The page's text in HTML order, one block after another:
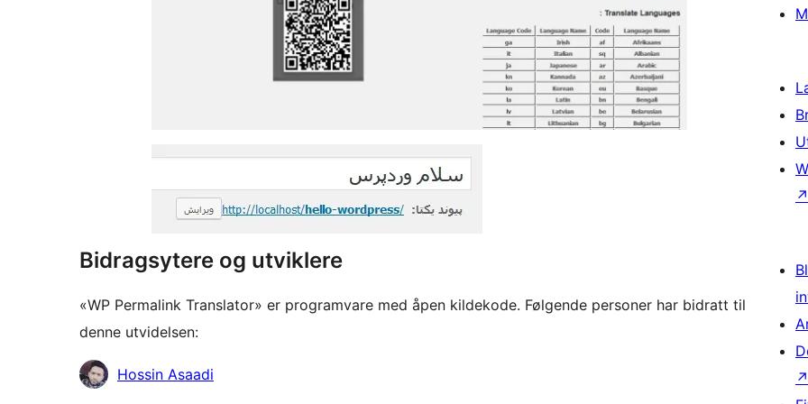
Bidragsytere og utviklere
«WP Permalink Translator» er programvare med åpen kildekode. Følgende personer har bidratt til
denne utvidelsen:
Bidragsytere
Hossin Asaadi
↗
↗